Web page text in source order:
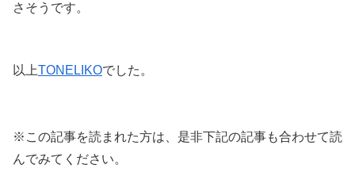
さそうです。
以上TONELIKOでした。
※この記事を読まれた方は、是非下記の記事も合わせて読
んでみてください。